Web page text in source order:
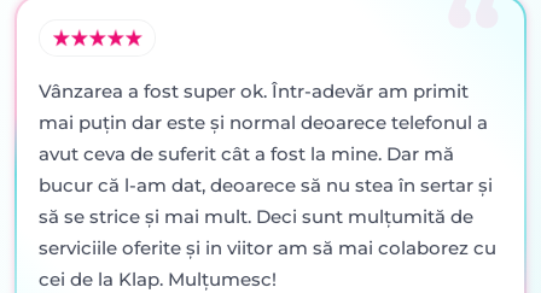
Vânzarea a fost super ok. Într-adevăr am primit
mai puţin dar este şi normal deoarece telefonul a
avut ceva de suferit cât a fost la mine. Dar mă
bucur că l-am dat, deoarece să nu stea în sertar şi
să se strice şi mai mult. Deci sunt mulţumită de
serviciile oferite şi in viitor am să mai colaborez cu
cei de la Klap. Mulţumesc!